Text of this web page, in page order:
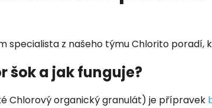
specialista z našeho týmu Chlorito poradí,
šok a jak funguje?
Chlorový organický granulát) je přípravek